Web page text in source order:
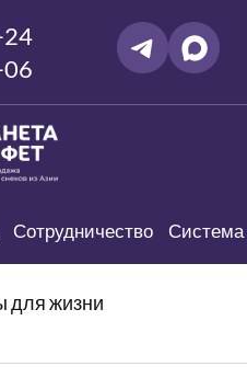
Сотрудничество Система
для жизни